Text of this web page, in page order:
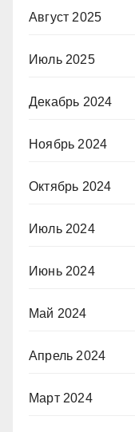
Август 2025
Июль 2025
Декабрь 2024
Ноябрь 2024
Октябрь 2024
Июль 2024
Июнь 2024
Май 2024
Апрель 2024
Март 2024